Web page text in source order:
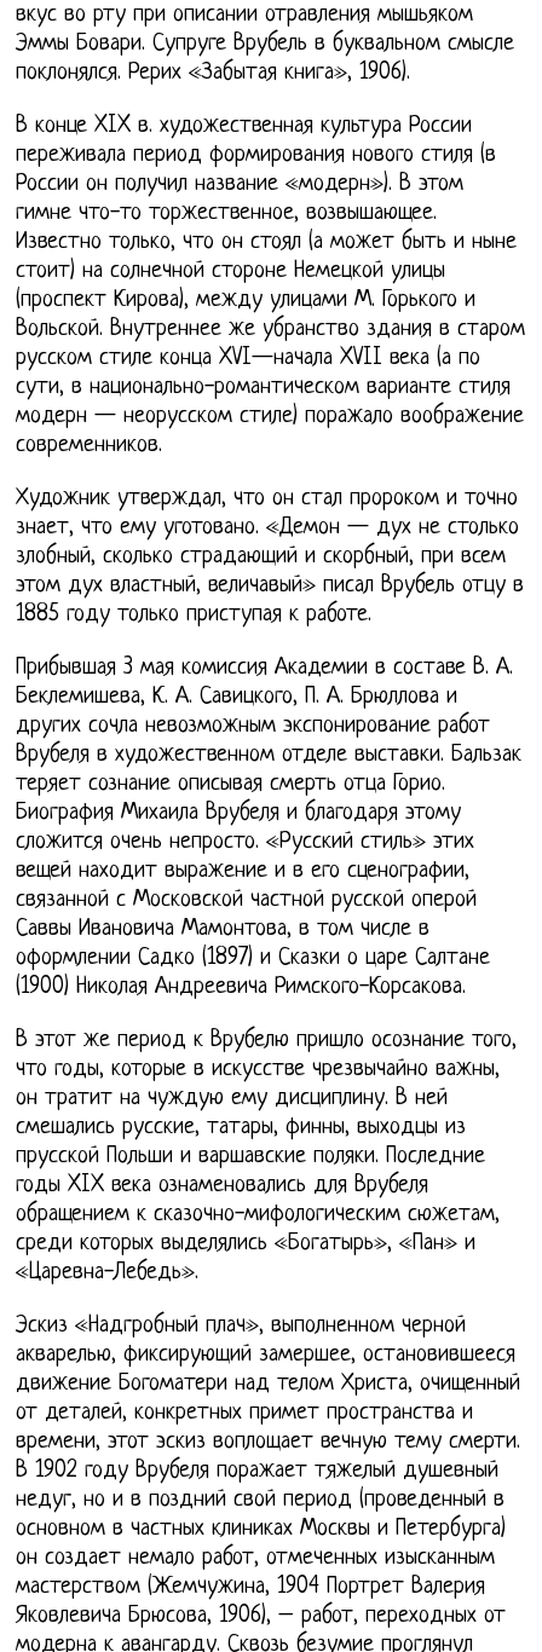
вкус во рту при описании отравления мышьяком
Эммы Бовари. Супруге Врубель в буквальном смысле
поклонялся. Рерих «Забытая книга», 1906).
В конце XIX в. художественная культура России
переживала период формирования нового стиля (в
России он получил название «модерн»). В этом
гимне что-то торжественное, возвышающее.
Известно только, что он стоял (а может быть и ныне
стоит) на солнечной стороне Немецкой улицы
(проспект Кирова), между улицами М. Горького и
Вольской. Внутреннее же убранство здания в старом
русском стиле конца XVI—начала XVII века (а по
сути, в национально-романтическом варианте стиля
модерн — неорусском стиле) поражало воображение
современников.
Художник утверждал, что он стал пророком и точно
знает, что ему уготовано. «Демон — дух не столько
злобный, сколько страдающий и скорбный, при всем
этом дух властный, величавый» писал Врубель отцу в
1885 году только приступая к работе.
Прибывшая 3 мая комиссия Академии в составе В. А.
Беклемишева, К. А. Савицкого, П. А. Брюллова и
других сочла невозможным экспонирование работ
Врубеля в художественном отделе выставки. Бальзак
теряет сознание описывая смерть отца Горио.
Биография Михаила Врубеля и благодаря этому
сложится очень непросто. «Русский стиль» этих
вещей находит выражение и в его сценографии,
связанной с Московской частной русской оперой
Саввы Ивановича Мамонтова, в том числе в
оформлении Садко (1897) и Сказки о царе Салтане
(1900) Николая Андреевича Римского-Корсакова.
В этот же период к Врубелю пришло осознание того,
что годы, которые в искусстве чрезвычайно важны,
он тратит на чуждую ему дисциплину. В ней
смешались русские, татары, финны, выходцы из
прусской Польши и варшавские поляки. Последние
годы XIX века ознаменовались для Врубеля
обращением к сказочно-мифологическим сюжетам,
среди которых выделялись «Богатырь», «Пан» и
«Царевна-Лебедь».
Эскиз «Надгробный плач», выполненном черной
акварелью, фиксирующий замершее, остановившееся
движение Богоматери над телом Христа, очищенный
от деталей, конкретных примет пространства и
времени, этот эскиз воплощает вечную тему смерти.
В 1902 году Врубеля поражает тяжелый душевный
недуг, но и в поздний свой период (проведенный в
основном в частных клиниках Москвы и Петербурга)
он создает немало работ, отмеченных изысканным
мастерством (Жемчужина, 1904 Портрет Валерия
Яковлевича Брюсова, 1906), – работ, переходных от
модерна к авангарду. Сквозь безумие проглянул